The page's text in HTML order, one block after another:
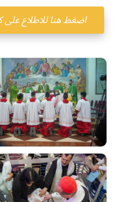
اضغط هنا للاطلاع على